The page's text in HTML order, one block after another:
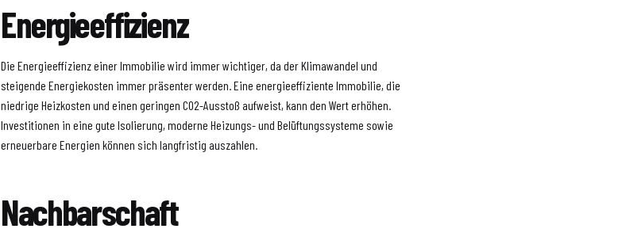
Energieeffizienz
Die Energieeffizienz einer Immobilie wird immer wichtiger, da der Klimawandel und
steigende Energiekosten immer präsenter werden. Eine energieeffiziente Immobilie, die
niedrige Heizkosten und einen geringen CO2-Ausstoß aufweist, kann den Wert erhöhen.
Investitionen in eine gute Isolierung, moderne Heizungs- und Belüftungssysteme sowie
erneuerbare Energien können sich langfristig auszahlen.
Nachbarschaft